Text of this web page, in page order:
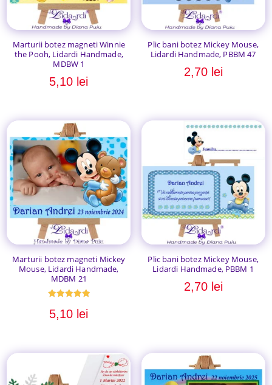
Marturii botez magneti Winnie
the Pooh, Lidardi Handmade,
MDBW 1
5,10 lei
Plic bani botez Mickey Mouse,
Lidardi Handmade, PBBM 47
2,70 lei
Marturii botez magneti Mickey
Mouse, Lidardi Handmade,
MDBM 21
5.00
din 5
5,10 lei
Plic bani botez Mickey Mouse,
Lidardi Handmade, PBBM 1
2,70 lei